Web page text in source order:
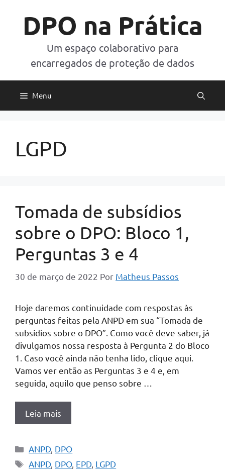
DPO na Prática
Um espaço colaborativo para
encarregados de proteção de dados
Menu
LGPD
Tomada de subsídios
sobre o DPO: Bloco 1,
Perguntas 3 e 4
30 de março de 2022 Por Matheus Passos
Hoje daremos continuidade com respostas às
perguntas feitas pela ANPD em sua “Tomada de
subsídios sobre o DPO”. Como você deve saber, já
divulgamos nossa resposta à Pergunta 2 do Bloco
1. Caso você ainda não tenha lido, clique aqui.
Vamos ver então as Perguntas 3 e 4 e, em
seguida, aquilo que penso sobre …
Leia mais
Categorias
ANPD DPO
Tags
ANPD DPO, EPD LGPD